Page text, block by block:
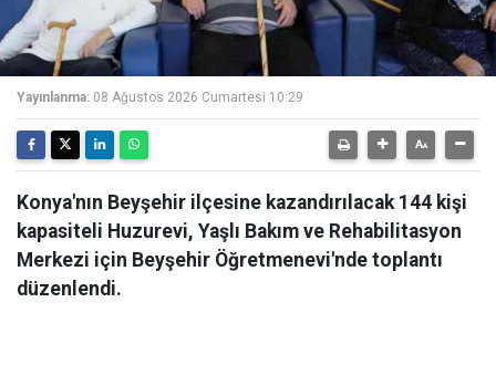
Yayınlanma: 08 Ağustos 2026 Cumartesi 10:29
Konya'nın Beyşehir ilçesine kazandırılacak 144 kişi
kapasiteli Huzurevi, Yaşlı Bakım ve Rehabilitasyon
Merkezi için Beyşehir Öğretmenevi'nde toplantı
düzenlendi.